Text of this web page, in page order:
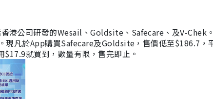
港公司研發的Wesail、Goldsite、Safecare、及V-Chek
現凡於App購買Safecare及Goldsite，售價低至$186.7，
就買到，數量有限，售完即止。